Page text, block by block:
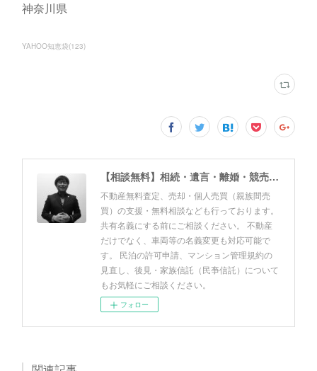
神奈川県
YAHOO知恵袋(123)
【相談無料】相続・遺言・離婚・競売・風営法・民泊申請・個人売買 佐野友美行政書士事務所（静岡県富士市）
不動産無料査定、売却・個人売買（親族間売
買）の支援・無料相談なども行っております。
共有名義にする前にご相談ください。 不動産
だけでなく、車両等の名義変更も対応可能で
す。 民泊の許可申請、マンション管理規約の
見直し、後見・家族信託（民亊信託）について
もお気軽にご相談ください。
フォロー